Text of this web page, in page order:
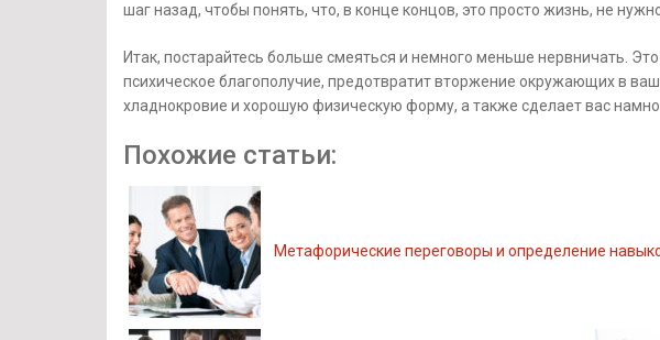
шаг назад, чтобы понять, что, в конце концов, это просто жизнь, не
Итак, постарайтесь больше смеяться и немного меньше нервничать.
психическое благополучие, предотвратит вторжение окружающих в
хладнокровие и хорошую физическую форму, а также сделает вас
Похожие статьи:
Метафорические переговоры и определение